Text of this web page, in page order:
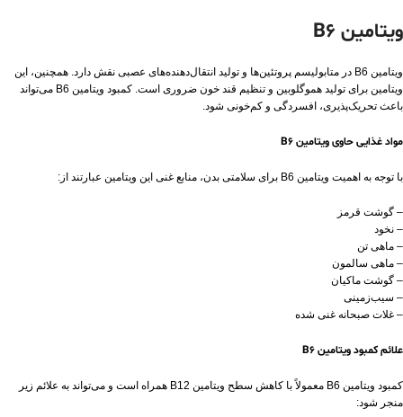
ویتامین B6
ویتامین B6 در متابولیسم پروتئین‌ها و تولید انتقال‌دهنده‌های عصبی نقش دارد. همچنین، این
ویتامین برای تولید هموگلوبین و تنظیم قند خون ضروری است. کمبود ویتامین B6 می‌تواند
باعث تحریک‌پذیری، افسردگی و کم‌خونی شود.
مواد غذایی حاوی ویتامین B6
با توجه به اهمیت ویتامین B6 برای سلامتی بدن، منابع غنی این ویتامین عبارتند از:
– گوشت قرمز
– نخود
– ماهی تن
– ماهی سالمون
– گوشت ماکیان
– سیب‌زمینی
– غلات صبحانه غنی شده
علائم کمبود ویتامین B6
کمبود ویتامین B6 معمولاً با کاهش سطح ویتامین B12 همراه است و می‌تواند به علائم زیر
منجر شود: